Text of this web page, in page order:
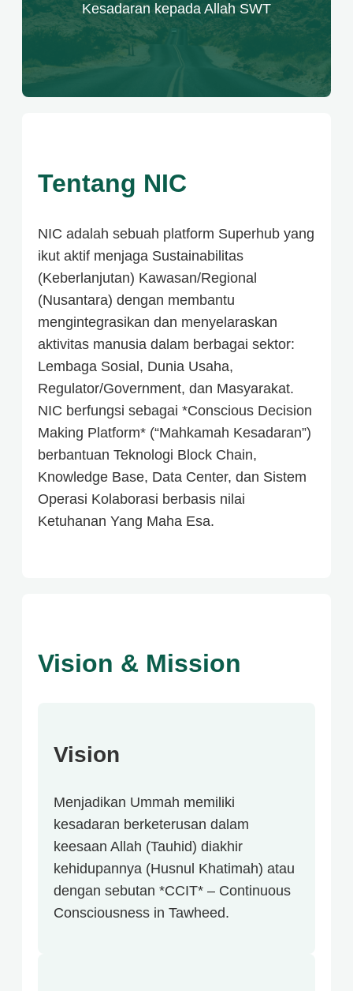
Kesadaran kepada Allah SWT
Tentang NIC
NIC adalah sebuah platform Superhub yang
ikut aktif menjaga Sustainabilitas
(Keberlanjutan) Kawasan/Regional
(Nusantara) dengan membantu
mengintegrasikan dan menyelaraskan
aktivitas manusia dalam berbagai sektor:
Lembaga Sosial, Dunia Usaha,
Regulator/Government, dan Masyarakat.
NIC berfungsi sebagai *Conscious Decision
Making Platform* (“Mahkamah Kesadaran”)
berbantuan Teknologi Block Chain,
Knowledge Base, Data Center, dan Sistem
Operasi Kolaborasi berbasis nilai
Ketuhanan Yang Maha Esa.
Vision & Mission
Vision
Menjadikan Ummah memiliki
kesadaran berketerusan dalam
keesaan Allah (Tauhid) diakhir
kehidupannya (Husnul Khatimah) atau
dengan sebutan *CCIT* – Continuous
Consciousness in Tawheed.